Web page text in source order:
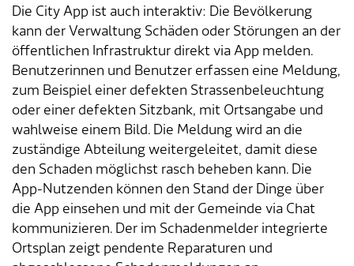
Die City App ist auch interaktiv: Die Bevölkerung
kann der Verwaltung Schäden oder Störungen an der
öffentlichen Infrastruktur direkt via App melden.
Benutzerinnen und Benutzer erfassen eine Meldung,
zum Beispiel einer defekten Strassenbeleuchtung
oder einer defekten Sitzbank, mit Ortsangabe und
wahlweise einem Bild. Die Meldung wird an die
zuständige Abteilung weitergeleitet, damit diese
den Schaden möglichst rasch beheben kann. Die
App-Nutzenden können den Stand der Dinge über
die App einsehen und mit der Gemeinde via Chat
kommunizieren. Der im Schadenmelder integrierte
Ortsplan zeigt pendente Reparaturen und